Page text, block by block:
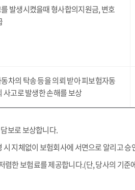
발생시켰을때 형사합의지원금, 변호
차의 탁송 등을 의뢰 받아 피보험자동
사고로 발생한 손해를 보상
보로 보상합니다.
지체없이 보험회사에 서면으로 알리고 승
한 보험료를 제공합니다.(단, 당사의 기준